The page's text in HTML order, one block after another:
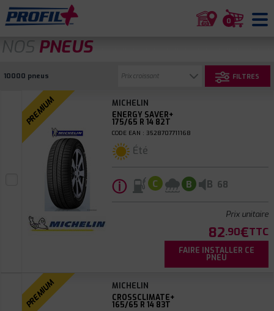
0
NOS PNEUS
10000 pneus FILTRES
PREMIUM
MICHELIN
ENERGY SAVER+
175/65 R 14 82T
CODE EAN : 3528707711168
Été
ⓘ C B B 68
Prix unitaire
82.90€TTC
FAIRE INSTALLER CE
PNEU
PREMIUM
MICHELIN
CROSSCLIMATE+
165/65 R 14 83T